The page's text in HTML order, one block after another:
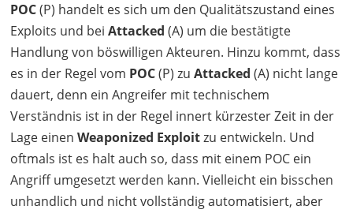
POC(P) handelt es sich um den Qualitätszustand eines
Exploits und beiAttacked (A) um die bestätigte
Handlung von böswilligen Akteuren. Hinzu kommt, dass
es in der Regel vom POC(P) zuAttacked (A) nicht lange
dauert, denn ein Angreifer mit technischem
Verständnis ist in der Regel innert kürzester Zeit in der
Lage einenWeaponized Exploitzu entwickeln. Und
oftmals ist es halt auch so, dass mit einem POC ein
Angriff umgesetzt werden kann. Vielleicht ein bisschen
unhandlich und nicht vollständig automatisiert, aber